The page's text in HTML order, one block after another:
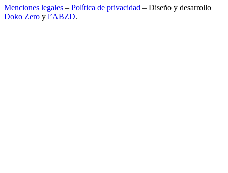
Menciones legales – Política de privacidad – Diseño y desarrollo
Doko Zero y l’ABZD.